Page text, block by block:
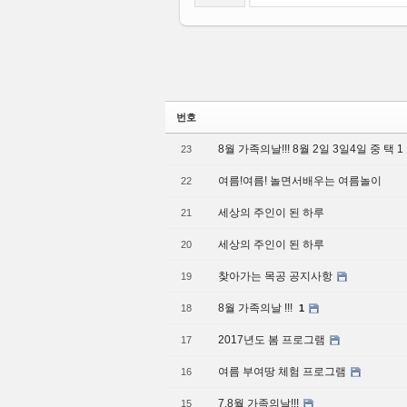
번호
23 8월 가족의날!!! 8월 2일 3일4일 중 택 1
22 여름!여름! 놀면서배우는 여름놀이
21 세상의 주인이 된 하루
20 세상의 주인이 된 하루
19 찾아가는 목공 공지사항
18 8월 가족의날 !!! 1
17 2017년도 봄 프로그램
16 여름 부여땅 체험 프로그램
15 7.8월 가족의날!!!